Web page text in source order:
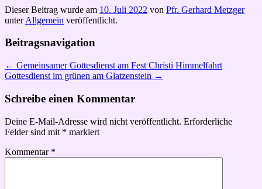
Dieser Beitrag wurde am 10. Juli 2022 von Pfr. Gerhard Metzger
unterAllgemein veröffentlicht.
Beitragsnavigation
← Gemeinsamer Gottesdienst am Fest Christi Himmelfahrt
Gottesdienst im grünen am Glatzenstein →
Schreibe einen Kommentar
Deine E-Mail-Adresse wird nicht veröffentlicht. Erforderliche
Felder sind mit * markiert
Kommentar *